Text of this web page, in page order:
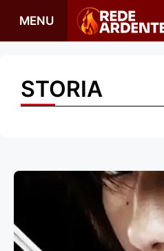
MENU
STORIA